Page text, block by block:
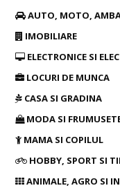
AUTO, MOTO,
IMOBILIARE
ELECTRONICE SI
LOCURI DE MUNCA
CASA SI GRADINA
MODA SI
MAMA SI COPILUL
HOBBY, SPORT SI
ANIMALE, AGRO SI